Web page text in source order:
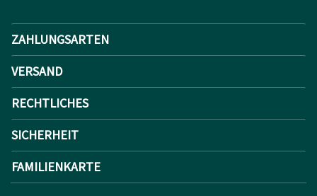
ZAHLUNGSARTEN
VERSAND
RECHTLICHES
SICHERHEIT
FAMILIENKARTE